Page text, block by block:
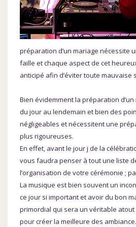
préparation d’un mariage nécessite
faille et chaque aspect de cet
anticipé afin d’éviter toute mauvaise
Bien évidemment la préparation
du jour au lendemain et bien des
négligeables et nécessitent une
plus rigoureuses.
En effet, avant le jour j de la
vous faudra penser à tout une liste
l’organisation de votre cérémonie ;
La musique est bien souvent un
ce jour si important et avoir du bon
primordial qui sera un véritable atout
pour créer la meilleure des ambiance.